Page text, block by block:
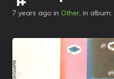
7 years ago in Other, in album: